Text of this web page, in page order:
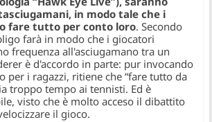
in modo tale che i
fare tutto per conto loro. Secondo
farà in modo che i giocatori
frequenza all'asciugamano tra un
è d'accordo in parte: pur invocando
per i ragazzi, ritiene che “fare tutto da
troppo tempo ai tennisti. Ed è
visto che è molto acceso il dibattito
il gioco.